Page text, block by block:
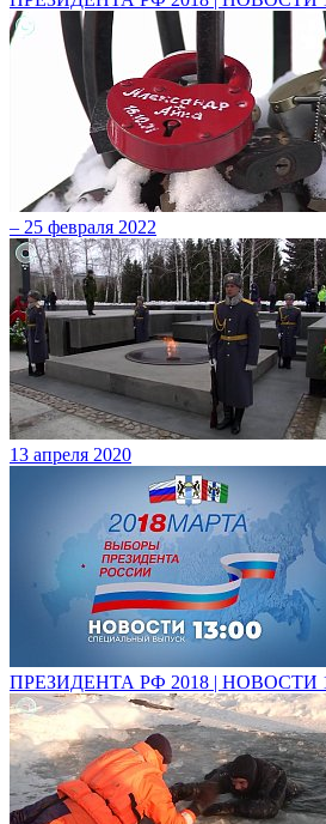
– 25 февраля 2022
13 апреля 2020
ПРЕЗИДЕНТА РФ 2018 | НОВОСТИ